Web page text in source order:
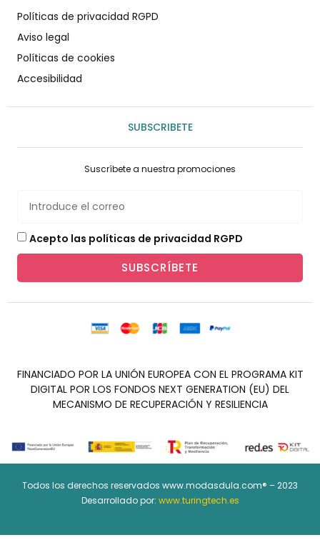
Políticas de privacidad RGPD
Aviso legal
Políticas de cookies
Accesibilidad
SUBSCRIBETE
Suscríbete a nuestra promociones
Acepto las políticas de privacidad RGPD
SUBSCRÍBETE
FINANCIADO POR LA UNIÓN EUROPEA CON EL PROGRAMA KIT
DIGITAL POR LOS FONDOS NEXT GENERATION (EU) DEL
MECANISMO DE RECUPERACIÓN Y RESILIENCIA
Todos los derechos reservados www.modasdula.com® – 2023
Desarrollado por: www.turingtech.es